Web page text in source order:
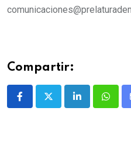
Compartir: